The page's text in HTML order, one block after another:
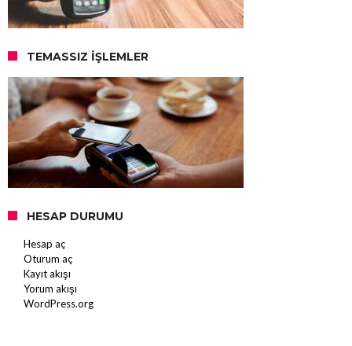
TEMASSIZ İŞLEMLER
HESAP DURUMU
Hesap aç
Oturum aç
Kayıt akışı
Yorum akışı
WordPress.org